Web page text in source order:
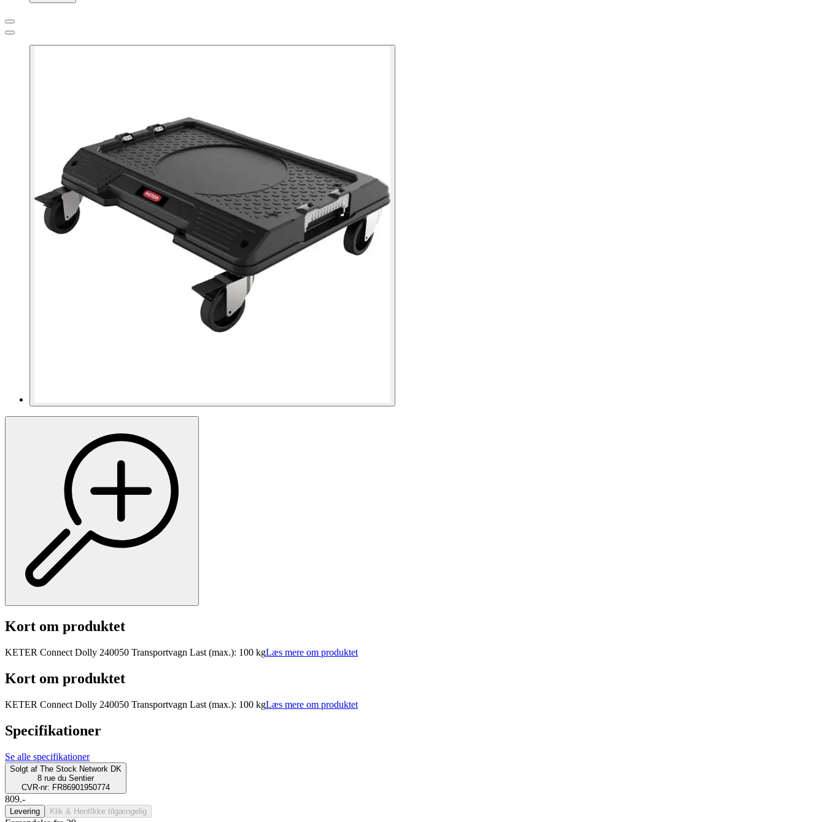
Kort om produktet
KETER Connect Dolly 240050 Transportvagn Last (max.): 100 kgLæs mere om produktet
Kort om produktet
KETER Connect Dolly 240050 Transportvagn Last (max.): 100 kgLæs mere om produktet
Specifikationer
Se alle specifikationer
Solgt af The Stock Network DK
8 rue du Sentier
CVR-nr: FR86901950774
809.-
Levering Klik & Hent Ikke tilgængelig